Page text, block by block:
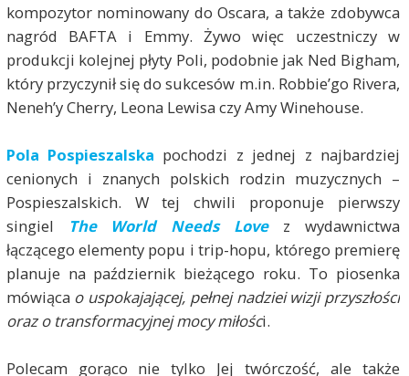
kompozytor nominowany do Oscara, a także zdobywca
nagród BAFTA i Emmy. Żywo więc uczestniczy w
produkcji kolejnej płyty Poli, podobnie jak Ned Bigham,
który przyczynił się do sukcesów m.in. Robbie’go Rivera,
Neneh’y Cherry, Leona Lewisa czy Amy Winehouse.
Pola Pospieszalska pochodzi z jednej z najbardziej
cenionych i znanych polskich rodzin muzycznych –
Pospieszalskich. W tej chwili proponuje pierwszy
singiel
The World Needs Lovez wydawnictwa
łączącego elementy popu i trip-hopu, którego premierę
planuje na październik bieżącego roku. To piosenka
mówiąca o uspokajającej, pełnej nadziei wizji przyszłości
oraz o transformacyjnej mocy miłości.
Polecam gorąco nie tylko Jej twórczość, ale także